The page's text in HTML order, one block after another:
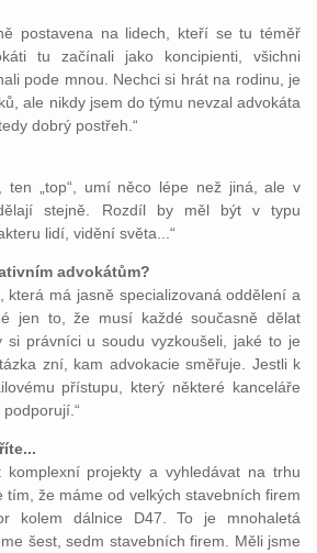
postavena na lidech, kteří se tu téměř
tu začínali jako koncipienti, všichni
pode mnou. Nechci si hrát na rodinu, je
ale nikdy jsem do týmu nevzal advokáta
dobrý postřeh.“
ten „top“, umí něco lépe než jiná, ale v
stejně. Rozdíl by měl být v typu
lidí, vidění světa...“
advokátům?
která má jasně specializovaná oddělení a
jen to, že musí každé současně dělat
si právníci u soudu vyzkoušeli, jaké to je
zní, kam advokacie směřuje. Jestli k
přístupu, který některé kanceláře
komplexní projekty a vyhledávat na trhu
tím, že máme od velkých stavebních firem
kolem dálnice D47. To je mnohaletá
šest, sedm stavebních firem. Měli jsme